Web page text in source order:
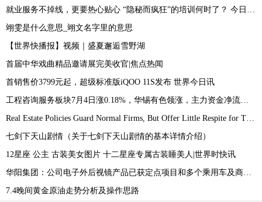
就业服务不掉线，更要热心贴心 “隐秘而疯狂”的培训何时了？ 今日快讯
翊雯是什么意思_翊文名字里的意思
【世界快播报】视频｜盛夏邂逅雪野湖
首届中华戏曲精品邀请展完美收官|焦点热闻
首销售价3799元起，超级标准版iQOO 11S发布 世界今日讯
工程咨询服务板块7月4日涨0.18%，华锡有色领涨，主力资金净流出8419.79万元
Real Estate Policies Guard Normal Firms, But Offer Little Respite for Troubled Ones|环球快播报
七剑下天山剧情（关于七剑下天山剧情的基本详情介绍）
12星座 公主 古装美女图片 十二星座专属古装睡美人|世界时快讯
华阳集团：公司电子外后视镜产品已获定点项目和多个乘用车及商用车预研项目_今日热议
7.4晚间黄金原油走势分析及操作思路